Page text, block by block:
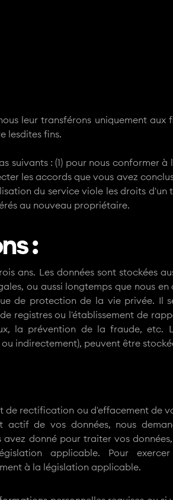
leur transférons uniquement
lesdites fins.
suivants : (1) pour nous conformer
les accords que vous avez
du service viole les droits d'un
au nouveau propriétaire.
:
ans. Les données sont stockées
ou aussi longtemps que nous
de protection de la vie privée. Il
registres ou l'établissement de
la prévention de la fraude, etc.
indirectement), peuvent être
rectification ou d'effacement de
de vos données, nous
donné pour traiter vos
applicable. Pour
à la législation applicable.